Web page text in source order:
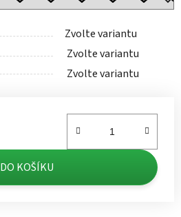
Zvolte variantu
Zvolte variantu
Zvolte variantu
DO KOŠÍKU